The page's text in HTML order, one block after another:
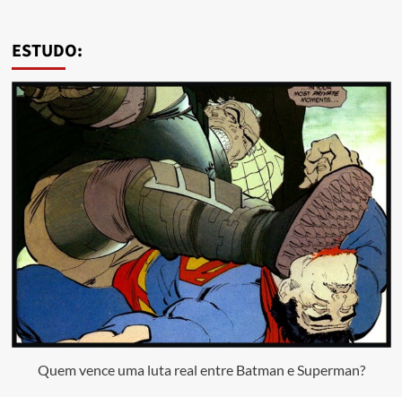
ESTUDO:
Quem vence uma luta real entre Batman e Superman?